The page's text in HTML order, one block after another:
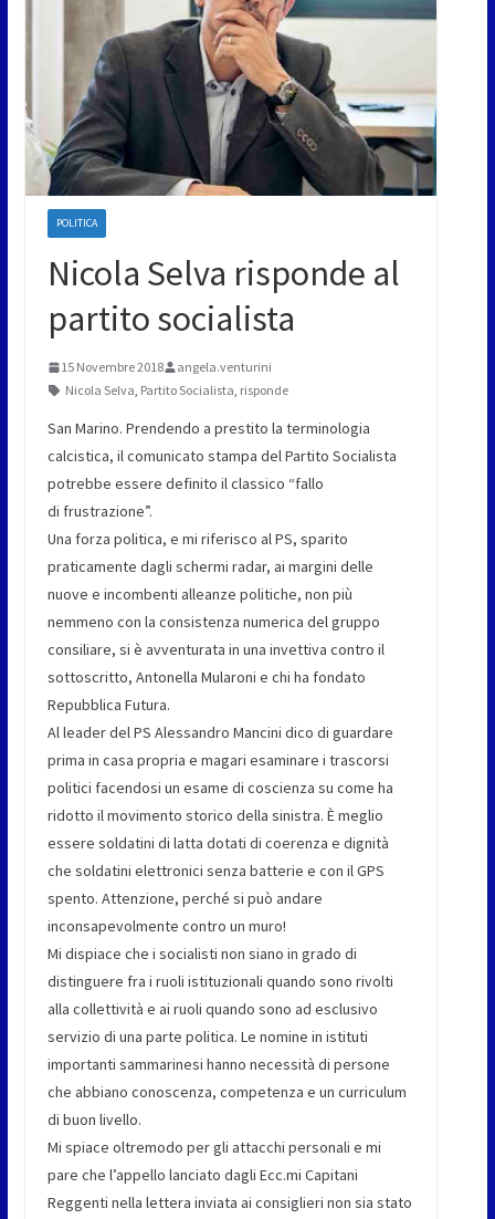
POLITICA
Nicola Selva risponde al
partito socialista
15 Novembre 2018
angela.venturini
Nicola Selva, Partito Socialista, risponde
San Marino. Prendendo a prestito la terminologia
calcistica, il comunicato stampa del Partito Socialista
potrebbe essere definito il classico “fallo
di frustrazione”.
Una forza politica, e mi riferisco al PS, sparito
praticamente dagli schermi radar, ai margini delle
nuove e incombenti alleanze politiche, non più
nemmeno con la consistenza numerica del gruppo
consiliare, si è avventurata in una invettiva contro il
sottoscritto, Antonella Mularoni e chi ha fondato
Repubblica Futura.
Al leader del PS Alessandro Mancini dico di guardare
prima in casa propria e magari esaminare i trascorsi
politici facendosi un esame di coscienza su come ha
ridotto il movimento storico della sinistra. È meglio
essere soldatini di latta dotati di coerenza e dignità
che soldatini elettronici senza batterie e con il GPS
spento. Attenzione, perché si può andare
inconsapevolmente contro un muro!
Mi dispiace che i socialisti non siano in grado di
distinguere fra i ruoli istituzionali quando sono rivolti
alla collettività e ai ruoli quando sono ad esclusivo
servizio di una parte politica. Le nomine in istituti
importanti sammarinesi hanno necessità di persone
che abbiano conoscenza, competenza e un curriculum
di buon livello.
Mi spiace oltremodo per gli attacchi personali e mi
pare che l’appello lanciato dagli Ecc.mi Capitani
Reggenti nella lettera inviata ai consiglieri non sia stato